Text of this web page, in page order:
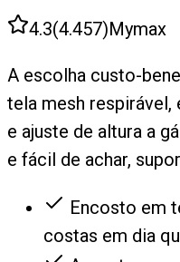
4.3(4.457)Mymax
A escolha custo-
tela mesh
e ajuste de altura a
e fácil de achar,
Encosto em
costas em dia